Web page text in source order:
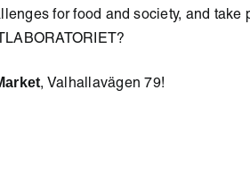
for food and society, and take
, Valhallavägen 79!